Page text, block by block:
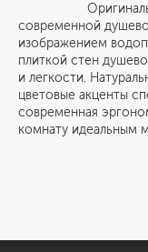
Оригинальное
современной
изображением
плиткой стен
и легкости.
цветовые акценты
современная
комнату идеальным